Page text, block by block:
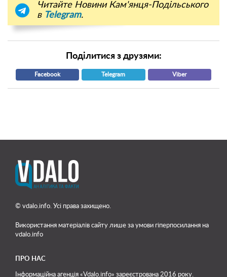
Читайте Новини Кам'янця-Подільського
в Telegram.
Поділитися з друзями:
Facebook Telegram Viber
© vdalo.info. Усі права захищено.
Використання матеріалів сайту лише за умови гіперпосилання на
vdalo.info
ПРО НАС
Інформаційна агенція «Vdalo.info» зареєстрована 2016 року.